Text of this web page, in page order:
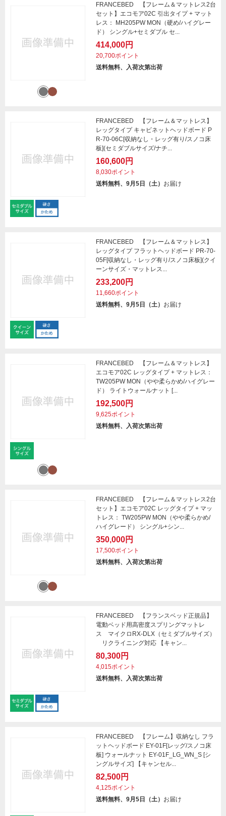
FRANCEBED 【フレーム＆マットレス2台
セット】エコモア02C 引出タイプ + マット
レス： MH205PW MON（硬め/ハイグレー
ド） シングル+セミダブル セ...
414,000円
20,700ポイント
送料無料、入荷次第出荷
FRANCEBED 【フレーム＆マットレス】
レッグタイプ キャビネットヘッドボード P
R-70-06C[収納なし・レッグ有り/スノコ床
板](セミダブルサイズ/ナチ...
160,600円
8,030ポイント
送料無料、9月5日（土） お届け
FRANCEBED 【フレーム＆マットレス】
レッグタイプ フラットヘッドボード PR-70-
05F[収納なし・レッグ有り/スノコ床板](クイ
ーンサイズ・マットレス...
233,200円
11,660ポイント
送料無料、9月5日（土） お届け
FRANCEBED 【フレーム＆マットレス】
エコモア02C レッグタイプ + マットレス：
TW205PW MON（やや柔らかめ/ハイグレー
ド） ライトウォールナット [...
192,500円
9,625ポイント
送料無料、入荷次第出荷
FRANCEBED 【フレーム＆マットレス2台
セット】エコモア02C レッグタイプ + マッ
トレス： TW205PW MON（やや柔らかめ/
ハイグレード） シングル+シン...
350,000円
17,500ポイント
送料無料、入荷次第出荷
FRANCEBED 【フランスベッド正規品】
電動ベッド用高密度スプリングマットレ
ス マイクロRX-DLX（セミダブルサイズ）
リクライニング対応 【キャン...
80,300円
4,015ポイント
送料無料、入荷次第出荷
FRANCEBED 【フレーム】収納なし フラ
ットヘッドボード EY-01F[レッグ/スノコ床
板] ウォールナット EY-01F_LG_WN_S [シ
ングルサイズ] 【キャンセル...
82,500円
4,125ポイント
送料無料、9月5日（土） お届け